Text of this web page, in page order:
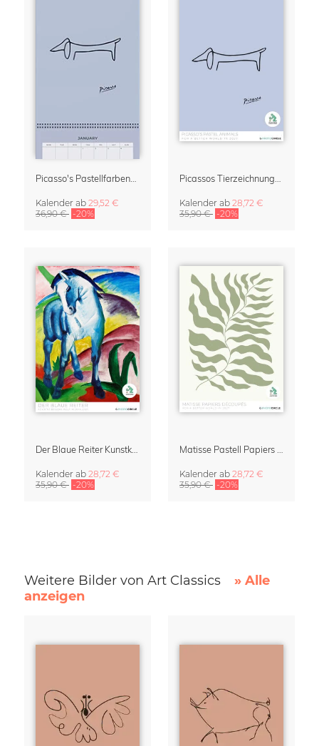
Picasso's Pastellfarbene Tiere Kalender & Terminplaner 2027
Kalender ab 29,52 €
36,90 € -20%
Picassos Tierzeichnungen Kalender 2027 – Pastel Edition
Kalender ab 28,72 €
35,90 € -20%
Der Blaue Reiter Kunstkalender 2027
Kalender ab 28,72 €
35,90 € -20%
Matisse Pastell Papiers Découpés Kunstkalender 2027
Kalender ab 28,72 €
35,90 € -20%
Weitere Bilder von Art Classics
» Alle
anzeigen